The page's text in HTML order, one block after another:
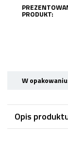
PRODUKT:
W
Opis